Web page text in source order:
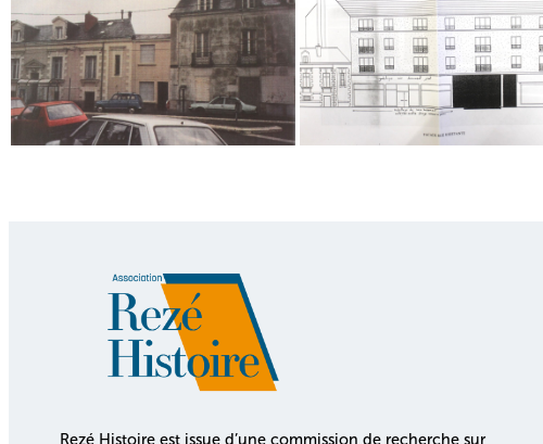
Rezé Histoire est issue d’une commission de recherche sur